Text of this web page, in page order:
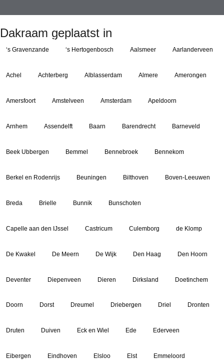
Dakraam geplaatst in
‘s Gravenzande ‘s Hertogenbosch Aalsmeer Aarlanderveen
Achel Achterberg Alblasserdam Almere Amerongen
Amersfoort Amstelveen Amsterdam Apeldoorn
Arnhem Assendelft Baarn Barendrecht Barneveld
Beek Ubbergen Bemmel Bennebroek Bennekom
Berkel en Rodenrijs Beuningen Bilthoven Boven-Leeuwen
Breda Brielle Bunnik Bunschoten
Capelle aan den IJssel Castricum Culemborg de Klomp
De Kwakel De Meern De Wijk Den Haag Den Hoorn
Deventer Diepenveen Dieren Dirksland Doetinchem
Doorn Dorst Dreumel Driebergen Driel Dronten
Druten Duiven Eck en Wiel Ede Ederveen
Eibergen Eindhoven Elsloo Elst Emmeloord